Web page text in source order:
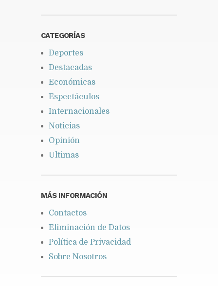
CATEGORÍAS
Deportes
Destacadas
Económicas
Espectáculos
Internacionales
Noticias
Opinión
Ultimas
MÁS INFORMACIÓN
Contactos
Eliminación de Datos
Política de Privacidad
Sobre Nosotros